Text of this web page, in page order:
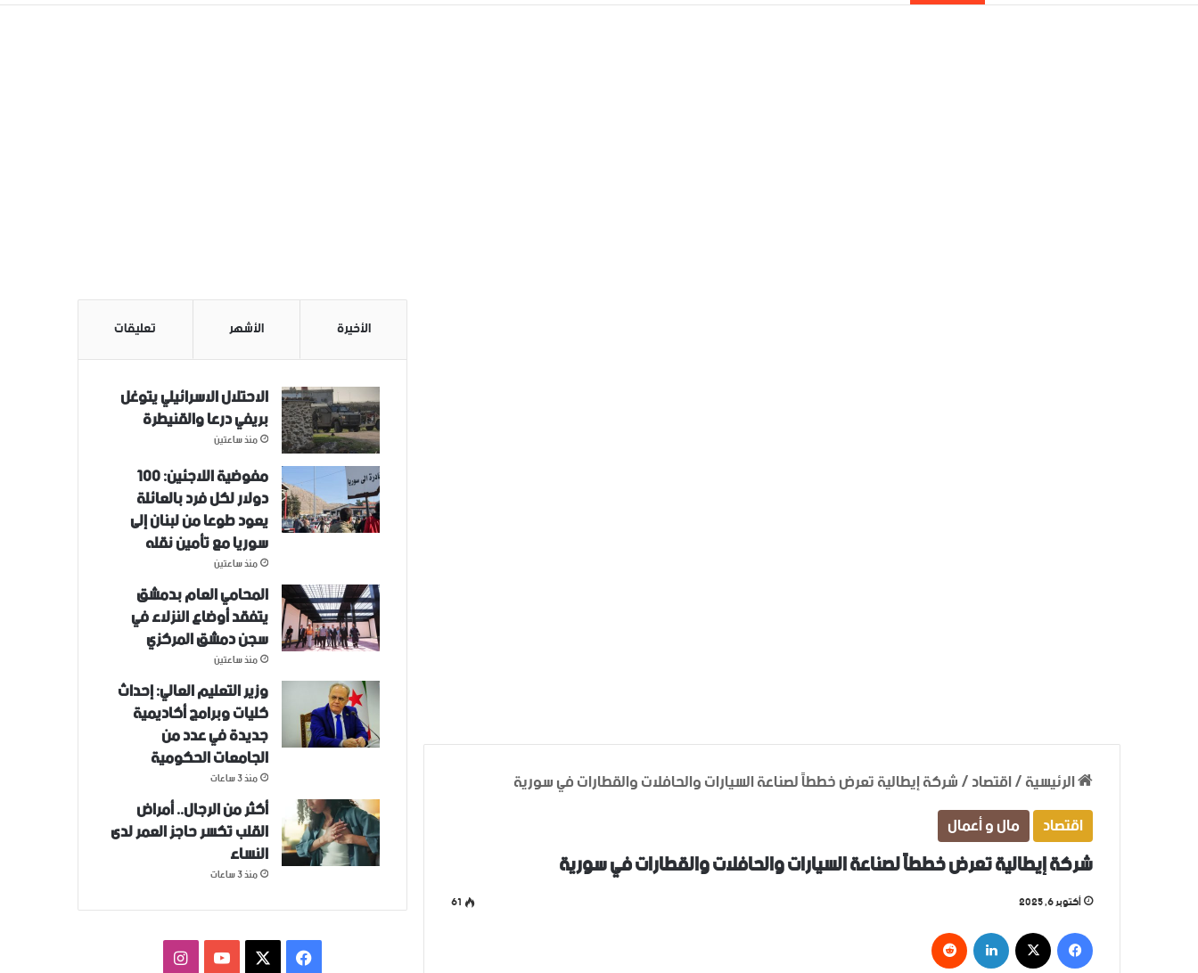
الرئيسية/اقتصاد/شركة إيطالية تعرض خططاً لصناعة السيارات والحافلات والقطارات في سورية
اقتصاد
مال و أعمال
شركة إيطالية تعرض خططاً لصناعة السيارات والحافلات والقطارات في سورية
أكتوبر 6, 2025 61
فيسبوك‫X لينكدإن
الأخيرة الأشهر تعليقات
الاحتلال الاسرائيلي يتوغل
بريفي درعا والقنيطرة
منذ ساعتين
مفوضية اللاجئين: 100
دولار لكل فرد بالعائلة
يعود طوعا من لبنان إلى
سوريا مع تأمين نقله
منذ ساعتين
المحامي العام بدمشق
يتفقد أوضاع النزلاء في
سجن دمشق المركزي
منذ ساعتين
وزير التعليم العالي: إحداث
كليات وبرامج أكاديمية
جديدة في عدد من
الجامعات الحكومية
منذ 3 ساعات
أكثر من الرجال.. أمراض
القلب تكسر حاجز العمر لدى
النساء
منذ 3 ساعات
فيسبوك ‫YouTubeانستقرام